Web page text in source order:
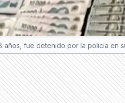
años, fue detenido por la policía en